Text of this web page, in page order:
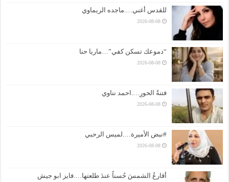
للقدس أغني….ماجده الريماوي
2026-08-08
“دموعك تسكن كفي”…ماريا حنا
2026-08-08
فتنةُ الحورِ….احمد نناوي
2026-08-08
#نبض الأميرة….لميس الرحبي
2026-08-08
أقارعُ الشمسَ حُسناً عندَ طلعتها….فايز ابو جيش